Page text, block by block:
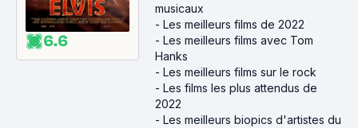
6.6
musicaux
- Les meilleurs films de 2022
- Les meilleurs films avec Tom
Hanks
- Les meilleurs films sur le rock
- Les films les plus attendus de
2022
- Les meilleurs biopics d'artistes du